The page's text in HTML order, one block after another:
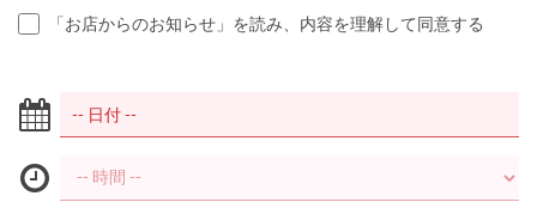
「お店からのお知らせ」を読み、内容を理解して同意する